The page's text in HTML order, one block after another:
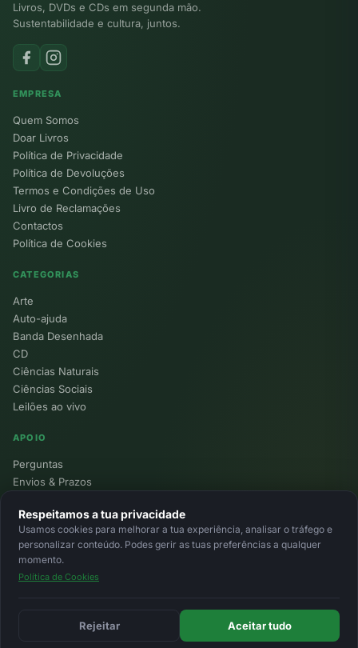
Livros, DVDs e CDs em segunda mão.
Sustentabilidade e cultura, juntos.
EMPRESA
Quem Somos
Doar Livros
Política de Privacidade
Política de Devoluções
Termos e Condições de Uso
Livro de Reclamações
Contactos
Política de Cookies
CATEGORIAS
Arte
Auto-ajuda
Banda Desenhada
CD
Ciências Naturais
Ciências Sociais
Leilões ao vivo
APOIO
Perguntas
Envios & Prazos
Devoluções
Minha Conta
© 2026 Ecolivros. Todos os direitos reservados.
Respeitamos a tua privacidade
Usamos cookies para melhorar a tua experiência, analisar o tráfego e
personalizar conteúdo. Podes gerir as tuas preferências a qualquer
momento.
Política de Cookies
Rejeitar Aceitar tudo